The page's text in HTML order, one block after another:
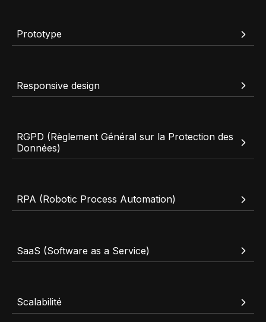
Prototype
Responsive design
RGPD (Règlement Général sur la Protection des
Données)
RPA (Robotic Process Automation)
SaaS (Software as a Service)
Scalabilité